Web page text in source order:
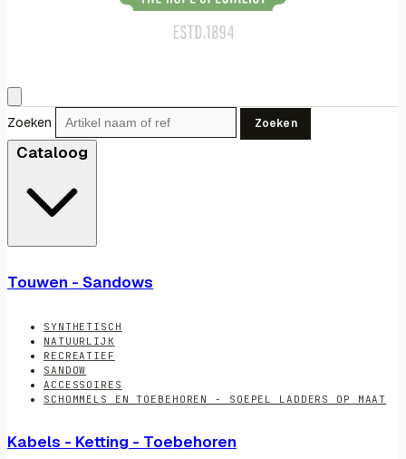
Zoeken Zoeken
Cataloog
Touwen - Sandows
SYNTHETISCH
NATUURLIJK
RECREATIEF
SANDOW
ACCESSOIRES
SCHOMMELS EN TOEBEHOREN - SOEPEL LADDERS OP MAAT
Kabels - Ketting - Toebehoren